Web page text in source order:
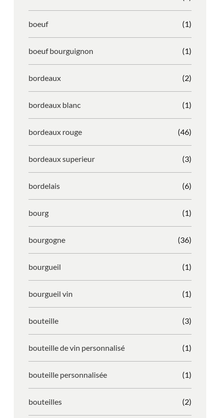
boeuf (1)
boeuf bourguignon (1)
bordeaux (2)
bordeaux blanc (1)
bordeaux rouge (46)
bordeaux superieur (3)
bordelais (6)
bourg (1)
bourgogne (36)
bourgueil (1)
bourgueil vin (1)
bouteille (3)
bouteille de vin personnalisé (1)
bouteille personnalisée (1)
bouteilles (2)